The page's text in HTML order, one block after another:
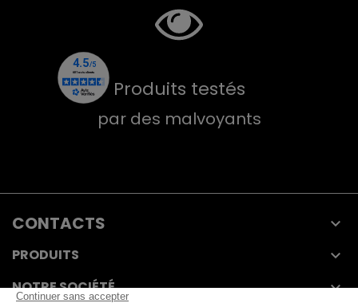
Produits testés
par des malvoyants
CONTACTS 
PRODUITS 
NOTRE SOCIÉTÉ 